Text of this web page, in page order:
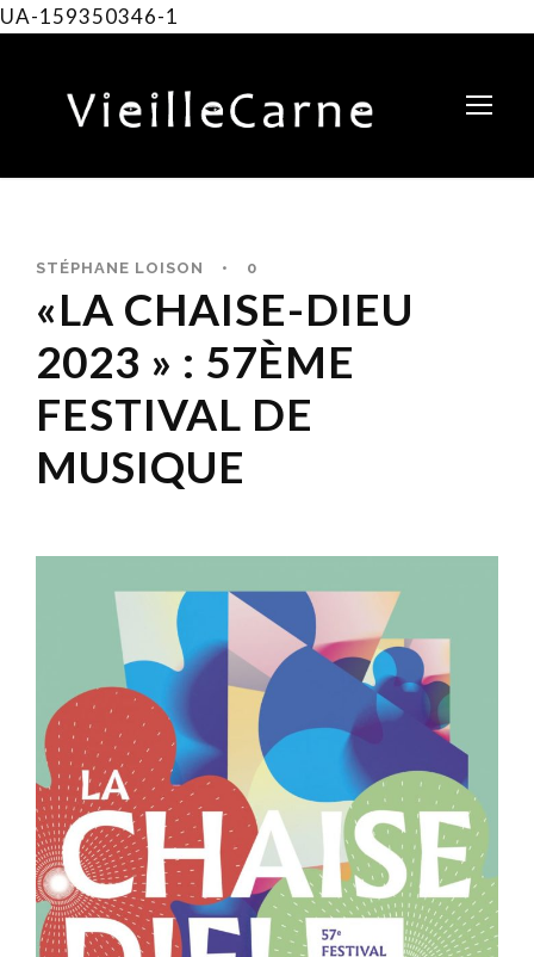
UA-159350346-1
STÉPHANE LOISON • 0
«LA CHAISE-DIEU
2023 » : 57ÈME
FESTIVAL DE
MUSIQUE